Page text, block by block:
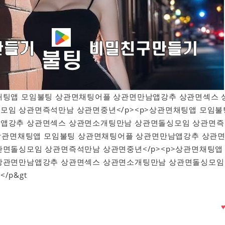
앱 모임불팅 상관면채팅어플 상관면만남앱강추 상관면섹스
임 상관면즉석만남 상관면중년</p><p>상관면채팅앱 모임불
강추 상관면섹스 상관면소개팅만남 상관면돌싱모임 상관면
면채팅앱 모임불팅 상관면채팅어플 상관면만남앱강추 상관
돌싱모임 상관면즉석만남 상관면중년</p><p>상관면채팅앱
면만남앱강추 상관면섹스 상관면소개팅만남 상관면돌싱모임
</p&gt